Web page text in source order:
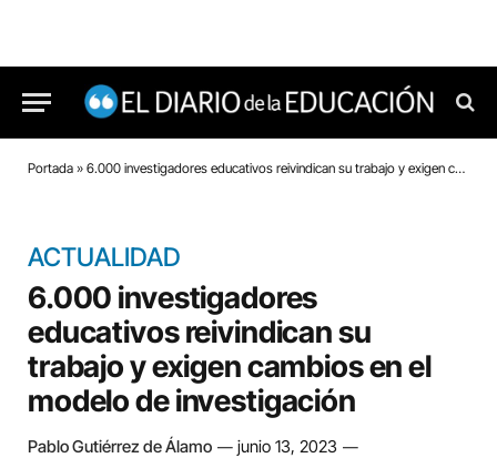
Portada » 6.000 investigadores educativos reivindican su trabajo y exigen cambios en el modelo de investigación
ACTUALIDAD
6.000 investigadores
educativos reivindican su
trabajo y exigen cambios en el
modelo de investigación
Pablo Gutiérrez de Álamo
junio 13, 2023